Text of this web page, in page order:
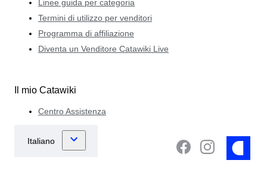
Linee guida per categoria
Termini di utilizzo per venditori
Programma di affiliazione
Diventa un Venditore Catawiki Live
Il mio Catawiki
Centro Assistenza